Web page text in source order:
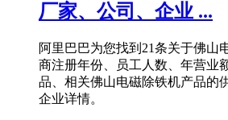
厂家、公司、企业 ...
阿里巴巴为您找到21条关于佛山
商注册年份、员工人数、年营业
品、相关佛山电磁除铁机产品的
企业详情。